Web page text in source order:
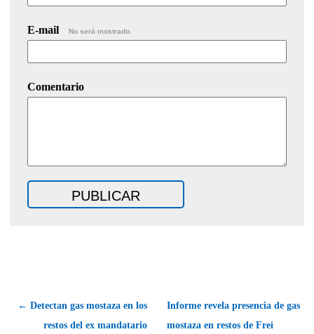
E-mail No será mostrado.
Comentario
← Detectan gas mostaza en los
restos del ex mandatario
Informe revela presencia de gas
mostaza en restos de Frei